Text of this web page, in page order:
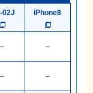
02J iPhone8
– –
– –